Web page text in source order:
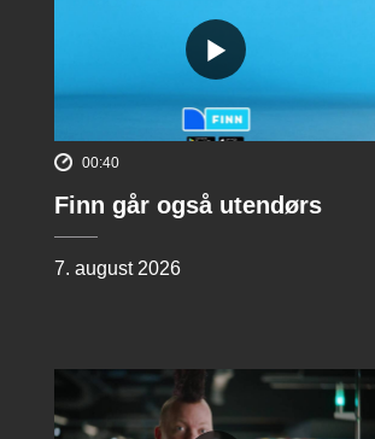
00:40
Finn går også utendørs
7. august 2026